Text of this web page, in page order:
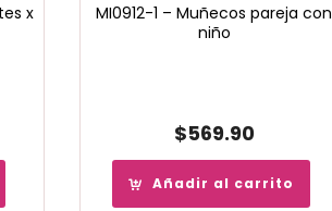
x
MI0912-1 – Muñecos pareja con
niño
$569.90
Añadir al carrito